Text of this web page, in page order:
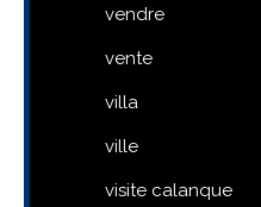
vendre
vente
villa
ville
visite calanque